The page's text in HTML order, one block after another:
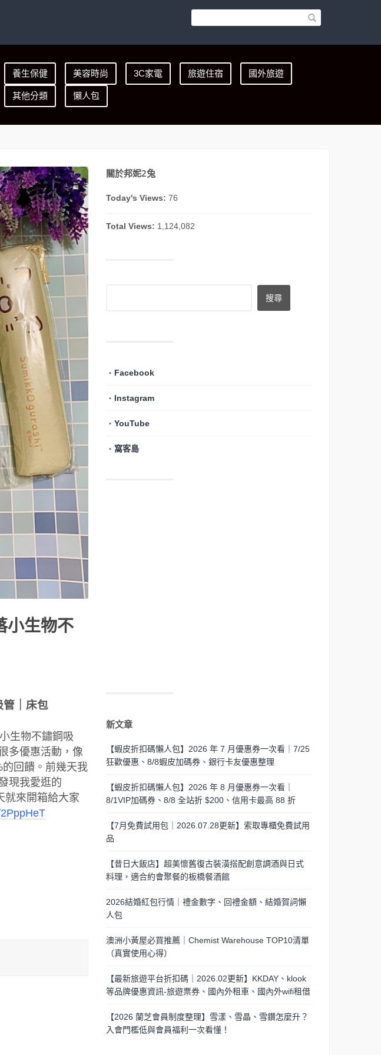
養生保健 美容時尚 3C家電 旅遊住宿 國外旅遊
其他分類 懶人包
小生物不
管｜床包
生物不鏽鋼吸
多優惠活動，像
回饋。前幾天我
現我愛逛的
就來開箱給大家
關於邦妮2兔
Today's Views: 76
Total Views: 1,124,082
・ Facebook
・ Instagram
・ YouTube
・ 窩客島
新文章
【蝦皮折扣碼懶人包】2026 年 7 月優惠券一次看｜7/25
狂歡優惠、8/8蝦皮加碼券、銀行卡友優惠整理
【蝦皮折扣碼懶人包】2026 年 8 月優惠券一次看｜
8/1VIP加碼券、8/8 全站折 $200、信用卡最高 88 折
【7月免費試用包｜2026.07.28更新】索取專櫃免費試用
品
【昔日大飯店】超美懷舊復古裝潢搭配創意調酒與日式
料理，適合約會聚餐的板橋餐酒館
2026結婚紅包行情｜禮金數字、回禮金額、結婚賀詞懶
人包
澳洲小黃屋必買推薦｜Chemist Warehouse TOP10清單
（真實使用心得）
【最新旅遊平台折扣碼｜2026.02更新】KKDAY、klook
等品牌優惠資訊-旅遊票券、國內外租車、國內外wifi租借
【2026 蘭芝會員制度整理】雪漾、雪晶、雪鑽怎麼升？
入會門檻低與會員福利一次看懂！